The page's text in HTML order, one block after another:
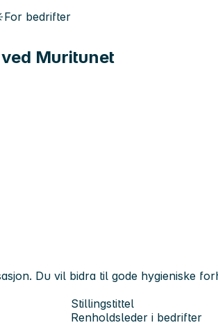
For bedrifter
Muritunet
Du vil bidra til gode hygieniske
Stillingstittel
Renholdsleder i bedrifter